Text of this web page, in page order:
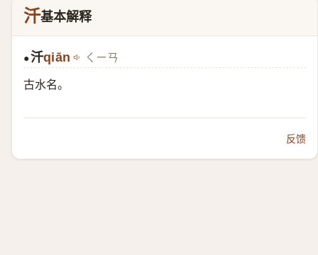
汘基本解释
●汘qiān ㄑㄧㄢ
古水名。
反馈